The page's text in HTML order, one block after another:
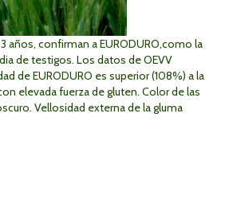
años, confirman a EURODURO,como la
de testigos. Los datos de OEVV
de EURODURO es superior (108%) a la
elevada fuerza de gluten. Color de las
Vellosidad externa de la gluma